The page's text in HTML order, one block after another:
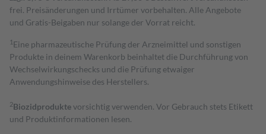
frei. Preisänderungen und Irrtümer vorbehalten. Alle Angebote
und Gratis-Beigaben nur solange der Vorrat reicht.
1 Eine pharmazeutische Prüfung der Arzneimittel und sonstigen
Produkte in deinem Warenkorb beinhaltet die Durchführung von
Wechselwirkungschecks und die Prüfung etwaiger
Anwendungshinweise des Herstellers.
2Biozidproduktevorsichtig verwenden. Vor Gebrauch stets Etikett
und Produktinformationen lesen.